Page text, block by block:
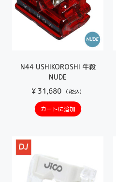
N44 USHIKOROSHI 牛殺
NUDE
¥31,680 （税込）
カートに追加